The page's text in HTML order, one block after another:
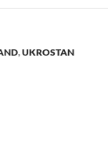
,UKROSTAN